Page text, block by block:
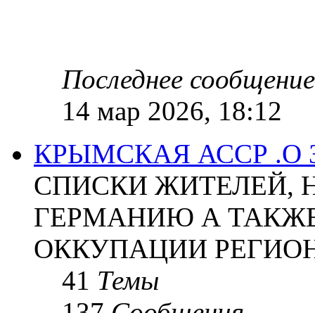
Последнее сообщение
14 мар 2026, 18:12
КРЫМСКАЯ АССР .О
СПИСКИ ЖИТЕЛЕЙ,
ГЕРМАНИЮ А
ОККУПАЦИИ
41 Темы